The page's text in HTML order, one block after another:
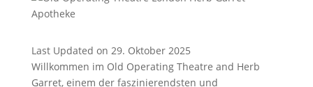
Last Updated on 29. Oktober 2025
Willkommen im Old Operating Theatre and Herb
Garret, einem der faszinierendsten und